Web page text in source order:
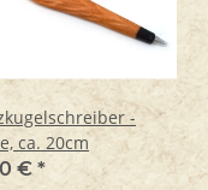
-
ca. 20cm
€ *